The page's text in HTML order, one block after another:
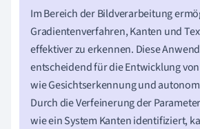
Im Bereich der Bildverarbeitung
Gradientenverfahren, Kanten und
effektiver zu erkennen. Diese
entscheidend für die Entwicklung
wie Gesichtserkennung und
Durch die Verfeinerung der
wie ein System Kanten identifiziert,